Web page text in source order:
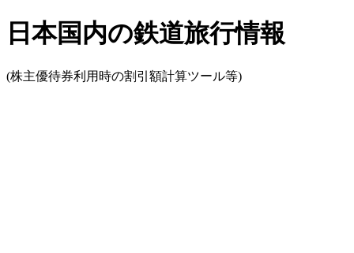
日本国内の鉄道旅行情報
(株主優待券利用時の割引額計算ツール等)